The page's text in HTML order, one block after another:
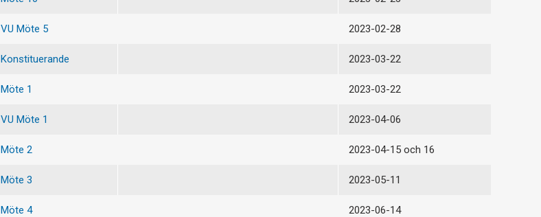
VU Möte 5 2023-02-28
Konstituerande 2023-03-22
Möte 1 2023-03-22
VU Möte 1 2023-04-06
Möte 2 2023-04-15 och 16
Möte 3 2023-05-11
Möte 4 2023-06-14